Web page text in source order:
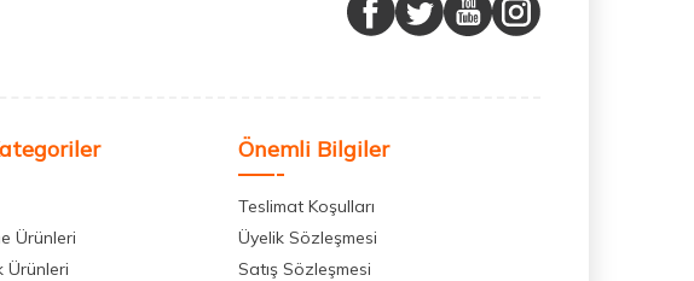
Ürünleri
Ürünleri
Önemli Bilgiler
Teslimat Koşulları
Üyelik Sözleşmesi
Satış Sözleşmesi